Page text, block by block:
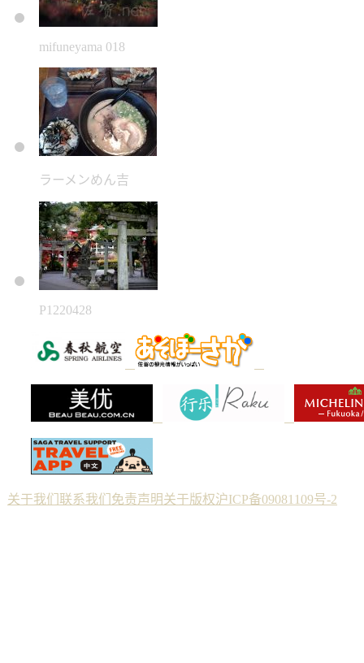
mifuneyama 018
ラーメンめん吉
P1220428
关于我们 联系我们 免责声明关于版权沪ICP备09081109号-2